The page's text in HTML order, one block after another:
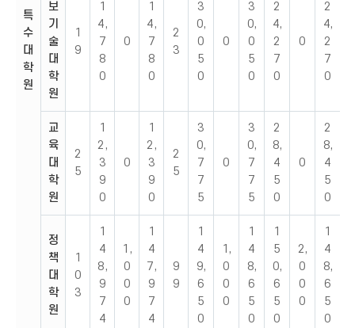
특
수
대
학
원
보
기
술
대
학
원
1
9
1
4,
7
8
0
0
1
4,
7
8
0
2
3
3
0,
0
5
0
0
3
0,
0
5
0
2
4,
2
7
0
0
2
4,
2
7
0
교
육
대
학
원
2
5
1
2,
3
9
0
0
1
2,
3
9
0
2
5
3
0,
7
7
5
0
3
0,
7
7
5
2
8,
4
5
0
0
2
8,
4
5
0
정
책
대
학
원
1
0
3
1
4
8,
9
7
4
1,
0
0
0
1
4
7,
9
7
4
9
9
1
4
9,
6
5
0
1,
0
0
0
1
4
8,
6
5
0
1
5
0,
6
5
0
2,
0
0
0
1
4
8,
6
5
0